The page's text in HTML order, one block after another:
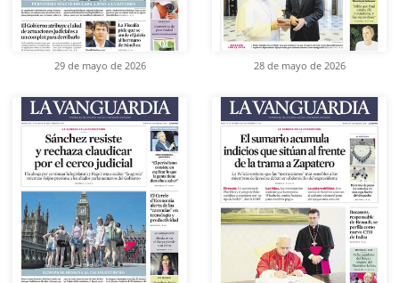
29 de mayo de 2026 28 de mayo de 2026